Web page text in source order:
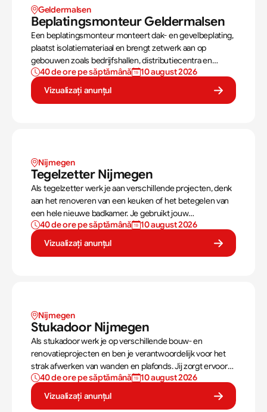
Geldermalsen
Beplatingsmonteur Geldermalsen
Een beplatingsmonteur monteert dak- en gevelbeplating,
plaatst isolatiemateriaal en brengt zetwerk aan op
gebouwen zoals bedrijfshallen, distributiecentra en
schuren
40 de ore pe săptămână
10 august 2026
Vizualizați anunțul
Nijmegen
Tegelzetter Nijmegen
Als tegelzetter werk je aan verschillende projecten, denk
aan het renoveren van een keuken of het betegelen van
een hele nieuwe badkamer. Je gebruikt jouw
vaardigheden om tegels perfect te plaatsen. Als
tegelzetter ben je voortdurend bezig met diverse taken.
40 de ore pe săptămână
10 august 2026
Vizualizați anunțul
Nijmegen
Stukadoor Nijmegen
Als stukadoor werk je op verschillende bouw- en
renovatieprojecten en ben je verantwoordelijk voor het
strak afwerken van wanden en plafonds. Jij zorgt ervoor
dat oppervlakken perfect worden voorbereid en
afgewerkt met stucwerk.
40 de ore pe săptămână
10 august 2026
Vizualizați anunțul